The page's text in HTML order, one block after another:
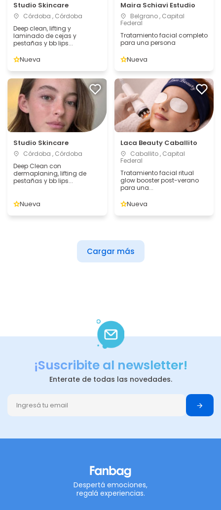
Studio Skincare
Córdoba , Córdoba
Deep clean, lifting y
laminado de cejas y
pestañas y bb lips...
Nueva
Maira Schiavi Estudio
Belgrano , Capital
Federal
Tratamiento facial completo
para una persona
Nueva
Studio Skincare
Córdoba , Córdoba
Deep Clean con
dermaplaning, lifting de
pestañas y bb lips...
Nueva
Laca Beauty Caballito
Caballito , Capital
Federal
Tratamiento facial ritual
glow booster post-verano
para una...
Nueva
Cargar más
¡Suscribite al newsletter!
Enterate de todas las novedades.
Despertá emociones,
regalá experiencias.